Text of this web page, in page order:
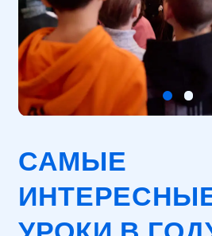
Образовательный формат,
по принципу«Познавай —
Создавай» включает
лекцию на выбранную тему
в мастерских. Программа
адаптируется под возраст
с роботами до глубокого
в технологии. Такой подход
гарантирует, что каждому
будет интересно!
УРОКИ В ГОДУ!